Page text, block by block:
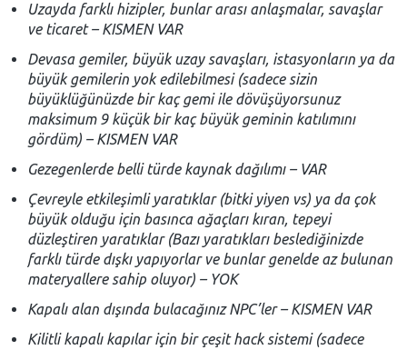
Uzayda farklı hizipler, bunlar arası anlaşmalar, savaşlar
ve ticaret – KISMEN VAR
Devasa gemiler, büyük uzay savaşları, istasyonların ya da
büyük gemilerin yok edilebilmesi (sadece sizin
büyüklüğünüzde bir kaç gemi ile dövüşüyorsunuz
maksimum 9 küçük bir kaç büyük geminin katılımını
gördüm) – KISMEN VAR
Gezegenlerde belli türde kaynak dağılımı – VAR
Çevreyle etkileşimli yaratıklar (bitki yiyen vs) ya da çok
büyük olduğu için basınca ağaçları kıran, tepeyi
düzleştiren yaratıklar (Bazı yaratıkları beslediğinizde
farklı türde dışkı yapıyorlar ve bunlar genelde az bulunan
materyallere sahip oluyor) – YOK
Kapalı alan dışında bulacağınız NPC’ler – KISMEN VAR
Kilitli kapalı kapılar için bir çeşit hack sistemi (sadece